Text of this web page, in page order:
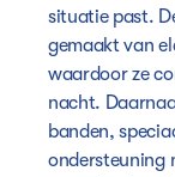
situatie past.
gemaakt van
waardoor ze
nacht.
banden,
ondersteuning